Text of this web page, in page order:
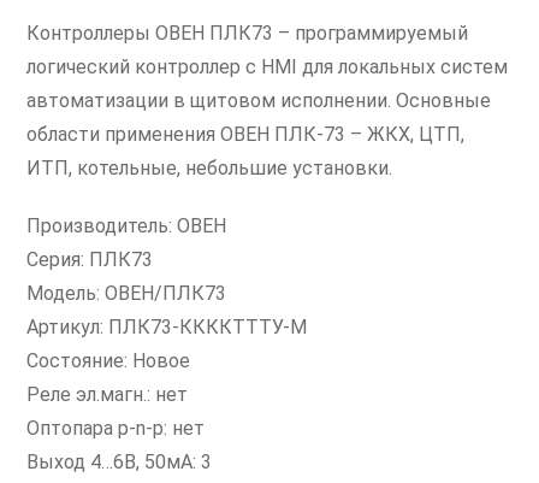
Контроллеры ОВЕН ПЛК73 – программируемый
логический контроллер с HMI для локальных систем
автоматизации в щитовом исполнении. Основные
области применения ОВЕН ПЛК-73 – ЖКХ, ЦТП,
ИТП, котельные, небольшие установки.
Производитель: ОВЕН
Серия: ПЛК73
Модель: ОВЕН/ПЛК73
Артикул: ПЛК73-ККККТТТУ-М
Состояние: Новое
Реле эл.магн.: нет
Оптопара p-n-p: нет
Выход 4…6В, 50мА: 3